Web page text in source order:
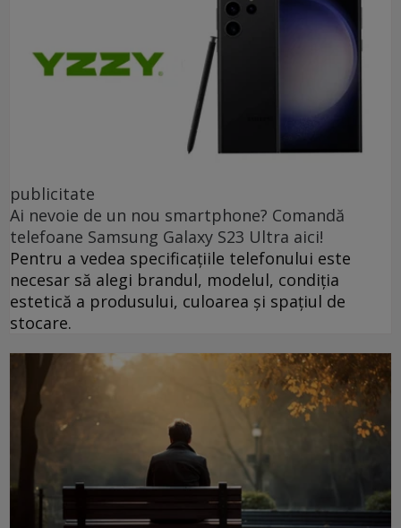
publicitate
Ai nevoie de un nou smartphone? Comandă
telefoane Samsung Galaxy S23 Ultra aici!
Pentru a vedea specificațiile telefonului este
necesar să alegi brandul, modelul, condiția
estetică a produsului, culoarea și spațiul de
stocare.